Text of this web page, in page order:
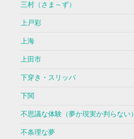
三村（さま～ず）
上戸彩
上海
上田市
下穿き・スリッパ
下関
不思議な体験（夢か現実か判らない）
不条理な夢